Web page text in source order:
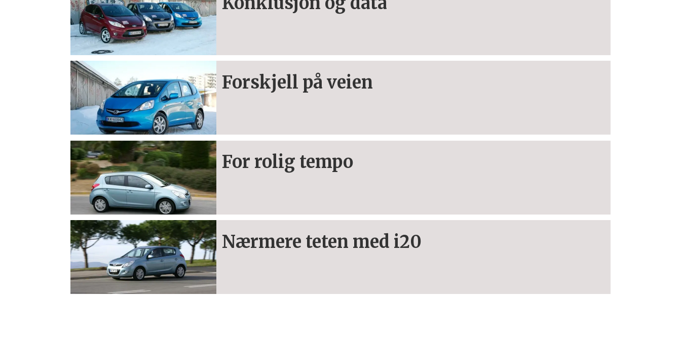
Forskjell på veien
For rolig tempo
Nærmere teten med i20